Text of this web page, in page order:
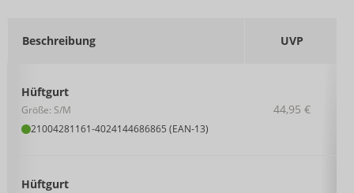
Beschreibung UVP
Hüftgurt
Größe: S/M
21004281161-4024144686865 (EAN-13)
44,95 €
Hüftgurt